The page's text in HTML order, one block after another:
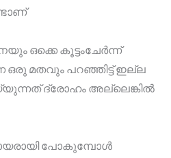
ഒക്കെ കൂട്ടംചേർന്ന്
ഒരു മതവും പറഞ്ഞിട്ട് ഇല്ല
ദ്രോഹം അല്ലെങ്കിൽ
പോകുമ്പോൾ